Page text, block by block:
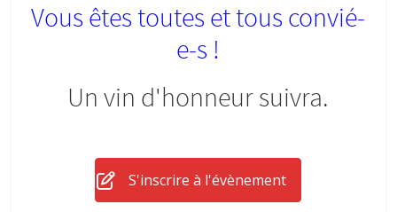
Vous êtes toutes et tous convié-
e-s !
Un vin d'honneur suivra.
S'inscrire à l'évènement